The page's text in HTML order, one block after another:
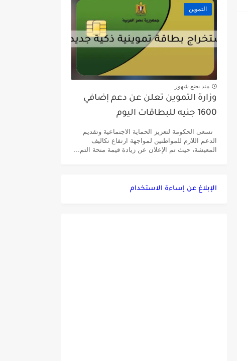
التموين
منذ بضع شهور
وزارة التموين تعلن عن دعم إضافي
1600 جنيه للبطاقات اليوم
تسعى الحكومة لتعزيز الحماية الاجتماعية وتقديم
الدعم اللازم للمواطنين لمواجهة ارتفاع تكاليف
المعيشة، حيث تم الإعلان عن زيادة قيمة منحة التم...
الإبلاغ عن إساءة الاستخدام